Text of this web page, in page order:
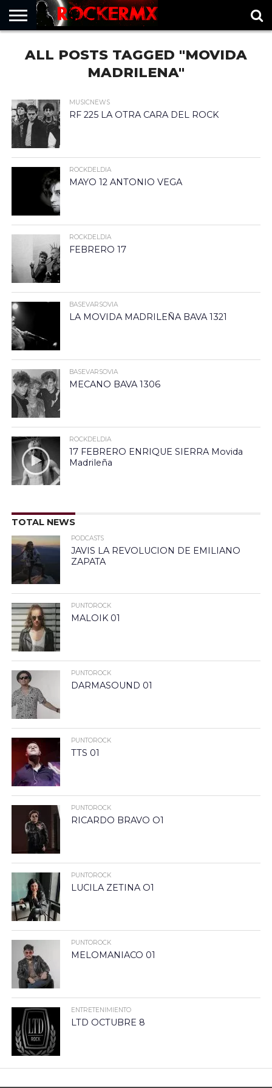
MUSICNEWS
FRAGMENTOS
ROCKERMX
BASEVARSOVIA
PUNTOROCK
ALL POSTS TAGGED "MOVIDA
MADRILENA"
MUSICNEWS
RF 225 LA OTRA CARA DEL ROCK
ROCKDELDIA
MAYO 12 ANTONIO VEGA
ROCKDELDIA
FEBRERO 17
BASEVARSOVIA
LA MOVIDA MADRILEÑA BAVA 1321
BASEVARSOVIA
MECANO BAVA 1306
ROCKDELDIA
17 FEBRERO ENRIQUE SIERRA Movida
Madrileña
TOTAL NEWS
PODCASTS
JAVIS LA REVOLUCION DE EMILIANO
ZAPATA
PUNTOROCK
MALOIK 01
PUNTOROCK
DARMASOUND 01
PUNTOROCK
TTS 01
PUNTOROCK
RICARDO BRAVO O1
PUNTOROCK
LUCILA ZETINA O1
PUNTOROCK
MELOMANIACO 01
ENTRETENIMIENTO
LTD OCTUBRE 8